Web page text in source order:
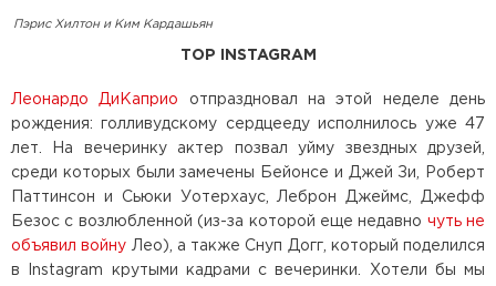
Пэрис Хилтон и Ким Кардашьян
TOP INSTAGRAM
Леонардо ДиКаприо
отпраздновал на этой неделе день
рождения: голливудскому сердцееду исполнилось уже 47
лет. На вечеринку актер позвал уйму звездных друзей,
среди которых были замечены Бейонсе и Джей Зи, Роберт
Паттинсон и Сьюки Уотерхаус, Леброн Джеймс, Джефф
Безос с возлюбленной (из-за которой еще недавно чуть не
объявил войну Лео), а также Снуп Догг, который поделился
в Instagram крутыми кадрами с вечеринки. Хотели бы мы